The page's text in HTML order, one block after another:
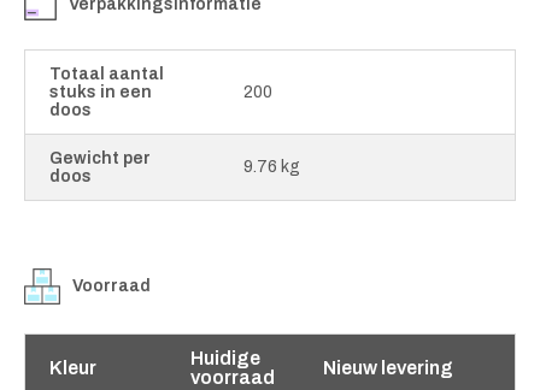
Verpakkingsinformatie
Totaal aantal
stuks in een
doos
200
Gewicht per
doos
9.76 kg
Voorraad
Kleur
Huidige
voorraad
Nieuw levering